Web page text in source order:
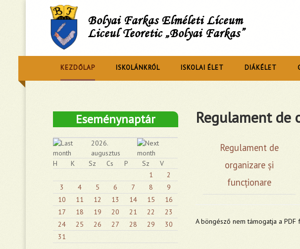
Bolyai Farkas Elméleti Líceum
Liceul Teoretic „Bolyai Farkas”
KEZDŐLAP ISKOLÁNKRÓL ISKOLAI ÉLET DIÁKÉLET
Regulament de
Regulament de
organizare și
funcționare
A böngésző nem támogatja a
Eseménynaptár
2026.
augusztus
H
K Sz Cs P Sz
V
1
2
3
4 5 6 7 8
9
10
11 12 13 14 15
16
17
18 19 20 21 22
23
24
25 26 27 28 29
30
31